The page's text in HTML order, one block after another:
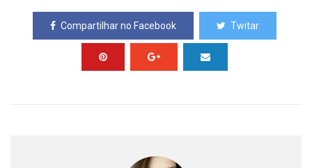
Compartilhar no Facebook Twitar